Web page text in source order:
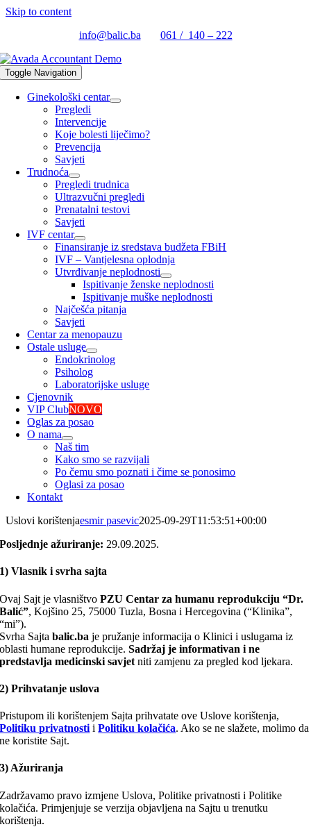
Skip to content
info@balic.ba
061 / 140 – 222
Toggle Navigation
Ginekološki centar
Pregledi
Intervencije
Koje bolesti liječimo?
Prevencija
Savjeti
Trudnoća
Pregledi trudnica
Ultrazvučni pregledi
Prenatalni testovi
Savjeti
IVF centar
Finansiranje iz sredstava budžeta FBiH
IVF – Vantjelesna oplodnja
Utvrđivanje neplodnosti
Ispitivanje ženske neplodnosti
Ispitivanje muške neplodnosti
Najčešća pitanja
Savjeti
Centar za menopauzu
Ostale usluge
Endokrinolog
Psiholog
Laboratorijske usluge
Cjenovnik
VIP ClubNOVO
Oglas za posao
O nama
Naš tim
Kako smo se razvijali
Po čemu smo poznati i čime se ponosimo
Oglasi za posao
Kontakt
Uslovi korištenjaesmir pasevic2025-09-29T11:53:51+00:00
Posljednje ažuriranje: 29.09.2025.
1) Vlasnik i svrha sajta
Ovaj Sajt je vlasništvoPZU Centar za humanu reprodukciju “Dr.
Balić”, Kojšino 25, 75000 Tuzla, Bosna i Hercegovina (“Klinika”,
“mi”).
Svrha Sajtabalic.ba je pružanje informacija o Klinici i uslugama iz
oblasti humane reprodukcije.Sadržaj je informativan i ne
predstavlja medicinski savjet niti zamjenu za pregled kod ljekara.
2) Prihvatanje uslova
Pristupom ili korištenjem Sajta prihvatate ove Uslove korištenja,
Politiku privatnosti iPolitiku kolačića. Ako se ne slažete, molimo da
ne koristite Sajt.
3) Ažuriranja
Zadržavamo pravo izmjene Uslova, Politike privatnosti i Politike
kolačića. Primjenjuje se verzija objavljena na Sajtu u trenutku
korištenja.